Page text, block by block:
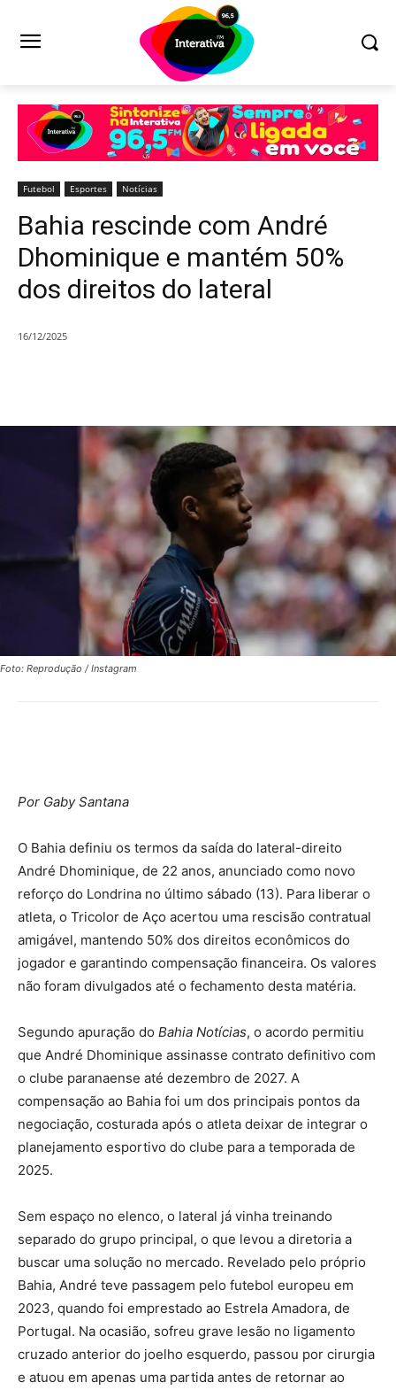
Futebol Esportes Notícias
Bahia rescinde com André
Dhominique e mantém 50%
dos direitos do lateral
16/12/2025
Foto: Reprodução / Instagram
Por Gaby Santana
O Bahia definiu os termos da saída do lateral-direito
André Dhominique, de 22 anos, anunciado como novo
reforço do Londrina no último sábado (13). Para liberar o
atleta, o Tricolor de Aço acertou uma rescisão contratual
amigável, mantendo 50% dos direitos econômicos do
jogador e garantindo compensação financeira. Os valores
não foram divulgados até o fechamento desta matéria.
Segundo apuração do Bahia Notícias, o acordo permitiu
que André Dhominique assinasse contrato definitivo com
o clube paranaense até dezembro de 2027. A
compensação ao Bahia foi um dos principais pontos da
negociação, costurada após o atleta deixar de integrar o
planejamento esportivo do clube para a temporada de
2025.
Sem espaço no elenco, o lateral já vinha treinando
separado do grupo principal, o que levou a diretoria a
buscar uma solução no mercado. Revelado pelo próprio
Bahia, André teve passagem pelo futebol europeu em
2023, quando foi emprestado ao Estrela Amadora, de
Portugal. Na ocasião, sofreu grave lesão no ligamento
cruzado anterior do joelho esquerdo, passou por cirurgia
e atuou em apenas uma partida antes de retornar ao